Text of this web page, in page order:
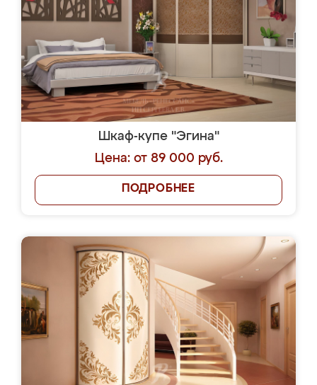
Шкаф-купе "Эгина"
Цена: от 89 000 руб.
ПОДРОБНЕЕ